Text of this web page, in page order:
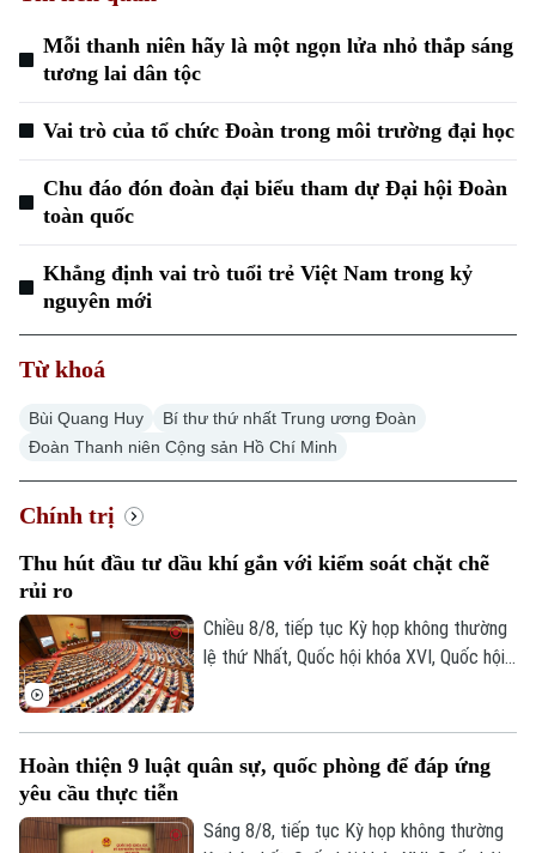
Mỗi thanh niên hãy là một ngọn lửa nhỏ thắp sáng
tương lai dân tộc
Vai trò của tổ chức Đoàn trong môi trường đại học
Chu đáo đón đoàn đại biểu tham dự Đại hội Đoàn
toàn quốc
Khẳng định vai trò tuổi trẻ Việt Nam trong kỷ
nguyên mới
Từ khoá
Bùi Quang Huy
Bí thư thứ nhất Trung ương Đoàn
Đoàn Thanh niên Cộng sản Hồ Chí Minh
Chính trị
Thu hút đầu tư dầu khí gắn với kiểm soát chặt chẽ
rủi ro
Chiều 8/8, tiếp tục Kỳ họp không thường
lệ thứ Nhất, Quốc hội khóa XVI, Quốc hội
để thu hút đầu tư vào những khu vực có
tăng phân cấp, phân quyền cho Tập đoàn
Hoàn thiện 9 luật quân sự, quốc phòng để đáp ứng
yêu cầu thực tiễn
Sáng 8/8, tiếp tục Kỳ họp không thường